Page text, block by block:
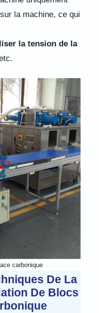
la machine, ce qui
la tension de la
carbonique
De La
De Blocs